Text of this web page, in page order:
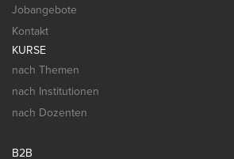
Jobangebote
Kontakt
KURSE
nach Themen
nach Institutionen
nach Dozenten
B2B